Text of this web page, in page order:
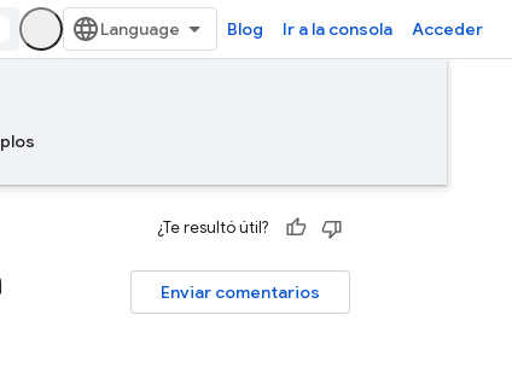
Blog Ir a la consola Acceder
¿Te resultó útil?
Enviar comentarios